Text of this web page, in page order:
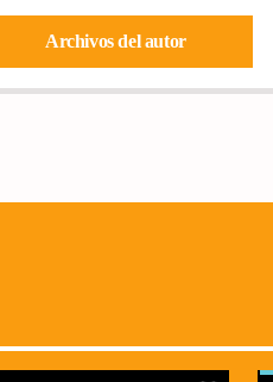
Archivos del autor